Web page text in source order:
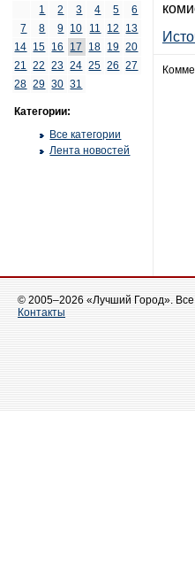
1
2 3 4 5
6
7
8 9 10 11 12
13
14 15 16 17 18 19 20
21
22 23 24 25 26
27
28 29 30 31
Категории:
Все категории
Лента новостей
© 2005–2026 «Лучший Город».
Контакты